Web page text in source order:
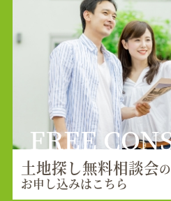
FREE
土地探し無料相談会の
お申し込みはこちら